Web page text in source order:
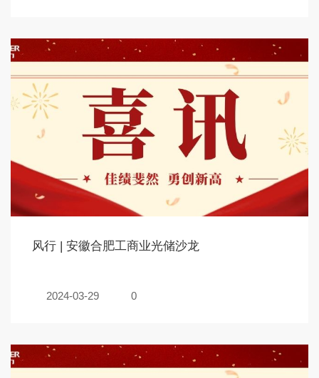
风行 | 安徽合肥工商业光储沙龙
2024-03-29 0